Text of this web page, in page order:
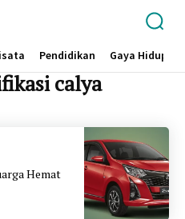
Pendidikan Gaya Hidup
calya
Hemat